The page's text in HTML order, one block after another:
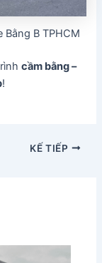
Bằng B TPHCM
cầm bằng –
!
KẾ TIẾP